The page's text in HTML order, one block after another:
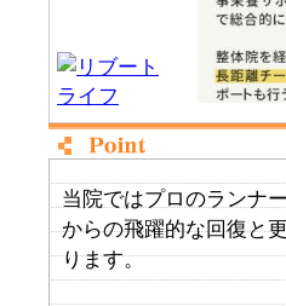
当院ではプロのランナ
からの飛躍的な回復と
ります。